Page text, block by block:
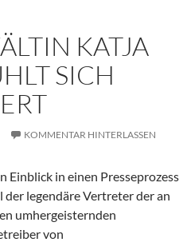
KATJA
SICH
KOMMENTAR HINTERLASSEN
Einblick in einen Presseprozess
legendäre Vertreter der an
umhergeisternden
von